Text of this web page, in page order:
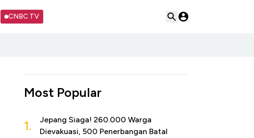
CNBC TV
Most Popular
1.
Jepang Siaga! 260.000 Warga
Dievakuasi, 500 Penerbangan Batal